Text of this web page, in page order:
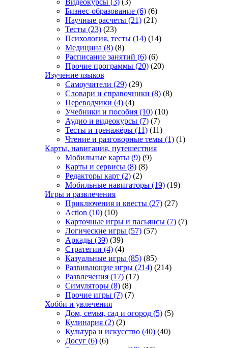
Видеокурсы (3) (3)
Бизнес-образование (6) (6)
Научные расчеты (21) (21)
Тесты (23) (23)
Психология, тесты (14) (14)
Медицина (8) (8)
Расписание занятий (6) (6)
Прочие программы (20) (20)
Изучение языков
Самоучители (29) (29)
Словари и справочники (8) (8)
Переводчики (4) (4)
Учебники и пособия (10) (10)
Аудио и видеокурсы (7) (7)
Тесты и тренажёры (11) (11)
Чтение и разговорные темы (1) (1)
Карты, навигация, путешествия
Мобильные карты (9) (9)
Карты и сервисы (8) (8)
Редакторы карт (2) (2)
Мобильные навигаторы (19) (19)
Игры и развлечения
Приключения и квесты (27) (27)
Action (10) (10)
Карточные игры и пасьянсы (7) (7)
Логические игры (57) (57)
Аркады (39) (39)
Стратегии (4) (4)
Казуальные игры (85) (85)
Развивающие игры (214) (214)
Развлечения (17) (17)
Симуляторы (8) (8)
Прочие игры (7) (7)
Хобби и увлечения
Дом, семья, сад и огород (5) (5)
Кулинария (2) (2)
Культура и искусство (40) (40)
Досуг (6) (6)